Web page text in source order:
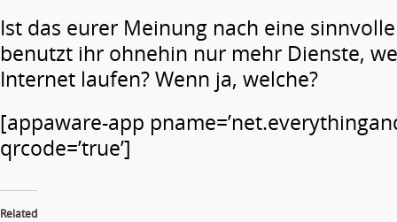
Ist das eurer Meinung nach eine
benutzt ihr ohnehin nur mehr Dienste,
Internet laufen? Wenn ja, welche?
[appaware-app
qrcode=’true’]
Related